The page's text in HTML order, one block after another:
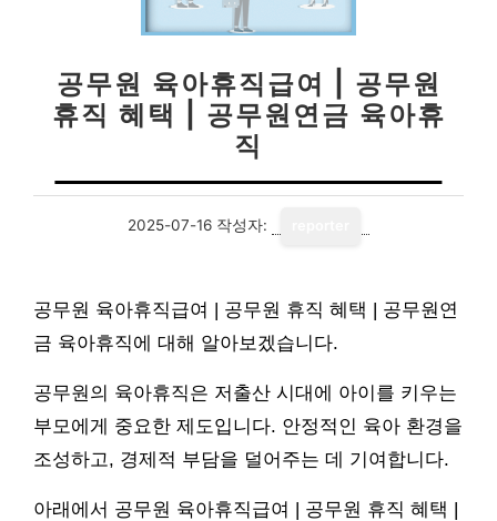
공무원 육아휴직급여 | 공무원
휴직 혜택 | 공무원연금 육아휴
직
2025-07-16 작성자:
공무원 육아휴직급여 | 공무원 휴직 혜택 | 공무원연
금 육아휴직에 대해 알아보겠습니다.
공무원의 육아휴직은 저출산 시대에 아이를 키우는
부모에게 중요한 제도입니다. 안정적인 육아 환경을
조성하고, 경제적 부담을 덜어주는 데 기여합니다.
아래에서 공무원 육아휴직급여 | 공무원 휴직 혜택 |